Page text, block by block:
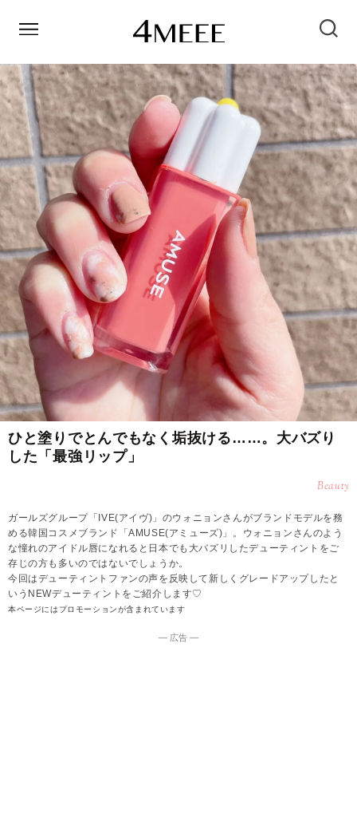
ひと塗りでとんでもなく垢抜ける……。大バズり
した「最強リップ」
Beauty
ガールズグループ「IVE(アイヴ)」のウォニョンさんがブランドモデルを務
める韓国コスメブランド「AMUSE(アミューズ)」。ウォニョンさんのよう
な憧れのアイドル唇になれると日本でも大バズリしたデューティントをご
存じの方も多いのではないでしょうか。
今回はデューティントファンの声を反映して新しくグレードアップしたと
いうNEWデューティントをご紹介します♡
本ページにはプロモーションが含まれています
― 広告 ―